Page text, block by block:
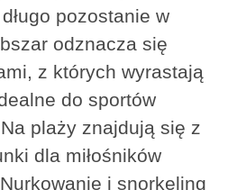
pozostanie w
odznacza się
z których wyrastają
do sportów
plaży znajdują się z
dla miłośników
i snorkeling